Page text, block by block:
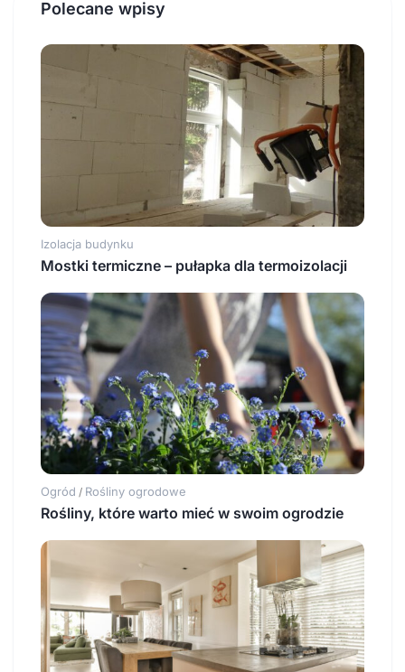
Polecane wpisy
Izolacja budynku
Mostki termiczne – pułapka dla termoizolacji
Ogród / Rośliny ogrodowe
Rośliny, które warto mieć w swoim ogrodzie